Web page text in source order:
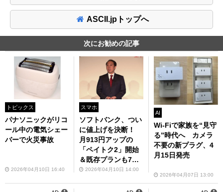
ASCII.jpトップへ
次にお勧めの記事
トピックス
パナソニックがリコ
ール中の電気シェー
バーで火災事故
2026年04月10日 16:40
スマホ
ソフトバンク、つい
に値上げを決断！
月913円アップの
「ペイトク2」開始
＆既存プランも7月
から値上げ
2026年04月10日 14:00
AI
Wi-Fiで家族を“見守
る”時代へ カメラ
不要の新プラグ、4
月15日発売
2026年04月07日 13:00